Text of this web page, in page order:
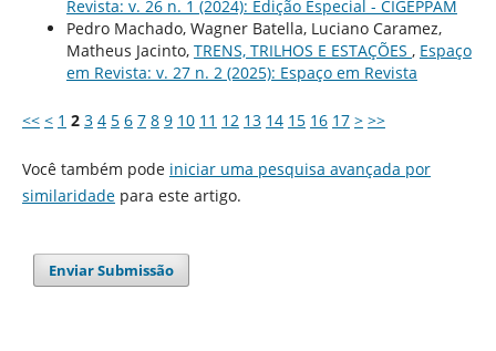
Revista: v. 26 n. 1 (2024): Edição Especial - CIGEPPAM
Pedro Machado, Wagner Batella, Luciano Caramez,
Matheus Jacinto, TRENS, TRILHOS E ESTAÇÕES , Espaço
em Revista: v. 27 n. 2 (2025): Espaço em Revista
<< < 1 2 3 4 5 6 7 8 9 10 11 12 13 14 15 16 17 > >>
Você também pode iniciar uma pesquisa avançada por
similaridadepara este artigo.
Enviar Submissão